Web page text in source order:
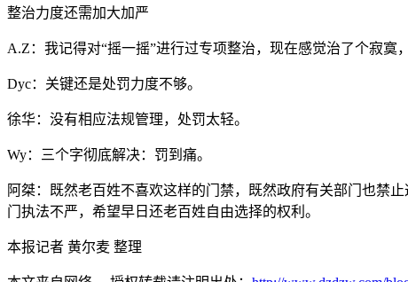
整治力度还需加大加严
A.Z：我记得对“摇一摇”进行过专项整治，现在感觉治了个寂寞
Dyc：关键还是处罚力度不够。
徐华：没有相应法规管理，处罚太轻。
Wy：三个字彻底解决：罚到痛。
阿桀：既然老百姓不喜欢这样的门禁，既然政府有关部门也禁
门执法不严，希望早日还老百姓自由选择的权利。
本报记者 黄尔麦 整理